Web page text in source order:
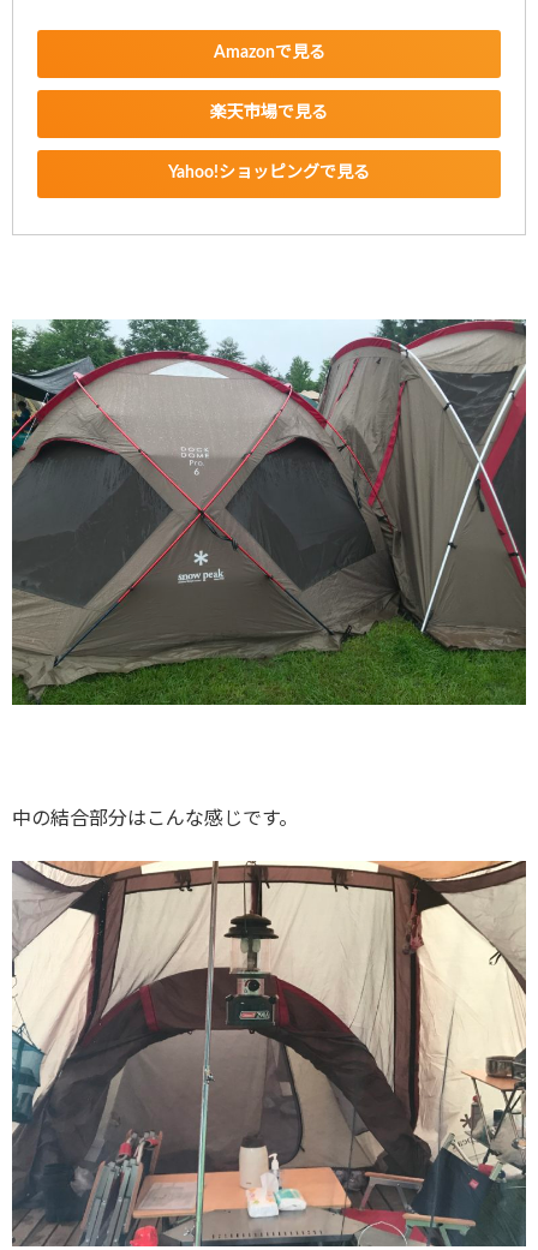
Amazonで見る
楽天市場で見る
Yahoo!ショッピングで見る
中の結合部分はこんな感じです。